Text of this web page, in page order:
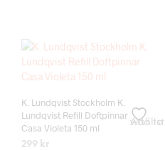
Add to wishlist
K. Lundqvist Stockholm K.
Lundqvist Refill Doftpinnar
Casa Violeta 150 ml
299 kr